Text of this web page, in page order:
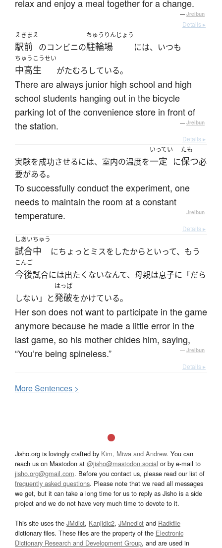
relax and enjoy a meal together for a change.
— Jreibun
Details ▸
えきまえ
駅前 のコンビニの
ちゅうりんじょう
駐輪場 には、いつも
ちゅうこうせい
中高生 がたむろしている。
There are always junior high school and high
school students hanging out in the bicycle
parking lot of the convenience store in front of
the station.
— Jreibun
Details ▸
実験を成功させるには、室内の温度を
いってい
一定 に
たも
保つ必
要がある。
To successfully conduct the experiment, one
needs to maintain the room at a constant
temperature.
— Jreibun
Details ▸
しあいちゅう
試合中 にちょっとミスをしたからといって、もう
こんご
今後試合には出たくないなんて、母親は息子に「だら
しない」と
はっぱ
発破をかけている。
Her son does not want to participate in the game
anymore because he made a little error in the
last game, so his mother chides him, saying,
“You’re being spineless.”
— Jreibun
Details ▸
MoreSentences >
Jisho.org is lovingly crafted by Kim, Miwa and Andrew. You can
reach us on Mastodon at @jisho@mastodon.social or by e-mail to
jisho.org@gmail.com. Before you contact us, please read our list of
frequently asked questions. Please note that we read all messages
we get, but it can take a long time for us to reply as Jisho is a side
project and we do not have very much time to devote to it.
This site uses the JMdict, Kanjidic2, JMnedict and Radkfile
dictionary files. These files are the property of the Electronic
Dictionary Research and Development Group, and are used in